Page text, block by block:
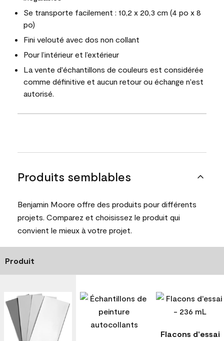
Se transporte facilement : 10,2 x 20,3 cm (4 po x 8
po)
Fini velouté avec dos non collant
Pour l’intérieur et l’extérieur
La vente d'échantillons de couleurs est considérée
comme définitive et aucun retour ou échange n'est
autorisé.
Produits semblables
Benjamin Moore offre des produits pour différents
projets. Comparez et choisissez le produit qui
convient le mieux à votre projet.
Produit
Flacons d'essai